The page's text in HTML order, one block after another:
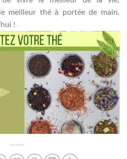
meilleur thé à portée de main.
!